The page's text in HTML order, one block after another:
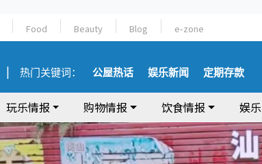
Food Beauty Blog e-zone
热门关键词： 公屋热话 娱乐新闻 定期存款
玩乐情报 购物情报 饮食情报 娱乐